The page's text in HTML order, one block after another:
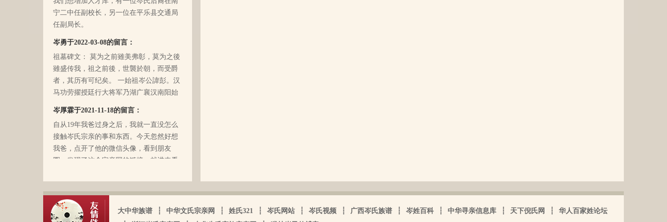
文化大革命复杂的氛围和我俩兄妹当时还
小的缘故吧，爸爸（岑国玉）一直守口如
爷的事情，甚至我妈妈都不知道一丁点。
再后来，我爸爸有一天突然得了急病，很
快就离我们而去了。我现在只有了解到爷
爷（岑定伍）有一个兄长，在逃难时失散
了（名字不详），之后爷爷就做起了生
意，并雇佣了工人协作 他，听说爷爷的生
索。万分感谢！！
宁二中任副校长，另一位在平乐县交通局
任副局长。
岑勇于2022-03-08的留言：
祖墓碑文： 莫为之前雖美弗彰，莫为之後
雖盛传我，祖之前後，世襲於朝，而受爵
者，其历有可纪矣。 一始祖岑公諱彭。汉
马功劳擢授廷行大将军乃湖广襄汉南阳始
军乃溪洞镇也。 一始祖岑公諱永珍。擢授
盟威大将军亦溪洞复镇也。 一始祖岑公諱
伯颜。擢授田州中顺大夫试也。 一始祖岑
公諱永泰。擢授恩州奉训大夫试也。 一始
祖岑公諱辉。擢授岜鈴汎官总司守也。 一
功臣，柱碑立祠，以祀之留後。仲述分住
于此，只克全後裔分为五枝，有孙国泰初
头门庭，继後子孙荣昌。皆由祖德流芳，
以及於今孙等，歆潜恐夫特著表於，兹以
岑厚霖于2021-11-18的留言：
自从19年我爸过身之后，我就一直没怎么
接触岑氏宗亲的事和东西。今天忽然好想
我爸，点开了他的微信头像，看到朋友
圈，发现了这个宗亲网的链接，就进来看
集什么关于族谱的资料。不知道有没有人
需要？希望能对大家有用，不用放在家里
蒙尘。
文革时期族谱被毁，但是按照广西西林字
辈排序，不知道我们是哪里来的了，老一
大中华族谱 ┆ 中华文氏宗亲网 ┆ 姓氏321 ┆ 岑氏网站 ┆ 岑氏视频 ┆ 广西岑氏族谱 ┆ 岑姓百科 ┆ 中华寻亲信息库 ┆ 天下倪氏网 ┆
华人百家姓论坛